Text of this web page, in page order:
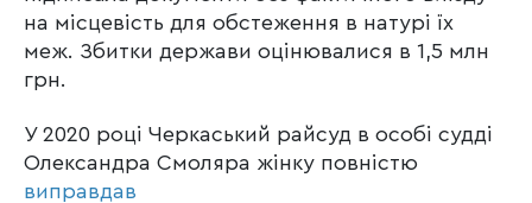
на місцевість для обстеження в натурі їх
меж. Збитки держави оцінювалися в 1,5 млн
грн.
У 2020 році Черкаський райсуд в особі судді
Олександра Смоляра жінку повністю
виправдав